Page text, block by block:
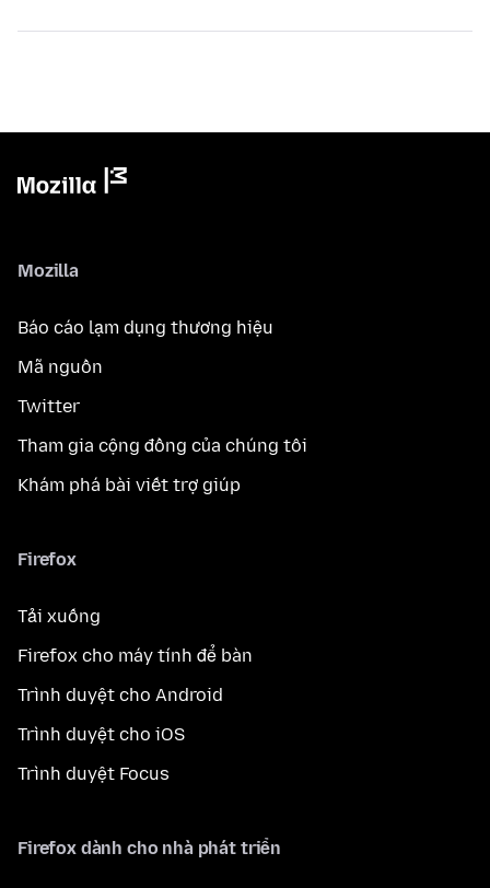
Mozilla
Báo cáo lạm dụng thương hiệu
Mã nguồn
Twitter
Tham gia cộng đồng của chúng tôi
Khám phá bài viết trợ giúp
Firefox
Tải xuống
Firefox cho máy tính để bàn
Trình duyệt cho Android
Trình duyệt cho iOS
Trình duyệt Focus
Firefox dành cho nhà phát triển